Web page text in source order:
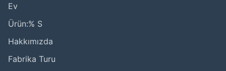
Ev
Ürün:% S
Hakkımızda
Fabrika Turu